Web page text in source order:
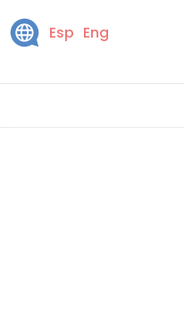
Esp Eng